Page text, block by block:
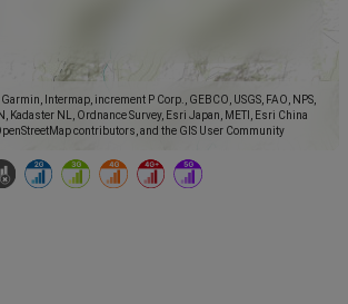
Intermap, increment P Corp., GEBCO, USGS, FAO, NPS,
Kadaster NL, Ordnance Survey, Esri Japan, METI, Esri China
contributors, and the GIS User Community